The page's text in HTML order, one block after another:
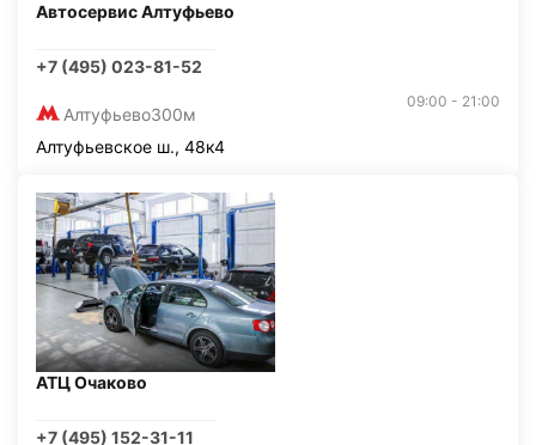
Автосервис Алтуфьево
+7 (495) 023-81-52
Алтуфьево300м
09:00 - 21:00
Алтуфьевское ш., 48к4
АТЦ Очаково
+7 (495) 152-31-11